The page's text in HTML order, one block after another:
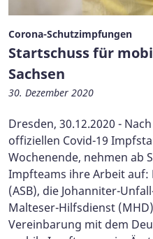
Corona-Schutzimpfungen
Startschuss für
Sachsen
30. Dezember 2020
Dresden, 30.12.2020 -
offiziellen Covid-19
Wochenende, nehmen ab
Impfteams ihre Arbeit auf:
(ASB), die Johanniter-
Malteser-Hilfsdienst
Vereinbarung mit dem